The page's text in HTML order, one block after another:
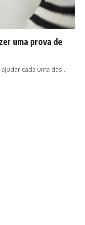
uma prova de
cada uma das…